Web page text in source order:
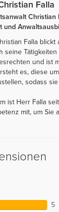
Falla
und
Falla
seine
und ist
es, diese
sodass
ist Herr Falla
mit, um Sie
5